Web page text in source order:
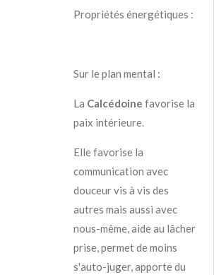
Propriétés énergétiques :
Sur le plan mental :
La Calcédoine favorise la
paix intérieure.
Elle favorise la
communication avec
douceur vis à vis des
autres mais aussi avec
nous-même, aide au lâcher
prise, permet de moins
s'auto-juger, apporte du